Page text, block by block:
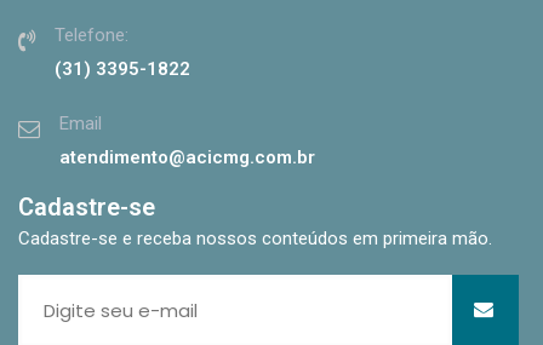
Telefone:
(31) 3395-1822
Email
atendimento@acicmg.com.br
Cadastre-se
Cadastre-se e receba nossos conteúdos em primeira mão.